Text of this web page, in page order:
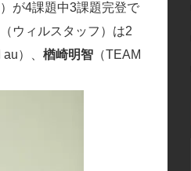
が4課題中3課題完登で
ウィルスタッフ）は2
au）、 楢崎明智 （TEAM